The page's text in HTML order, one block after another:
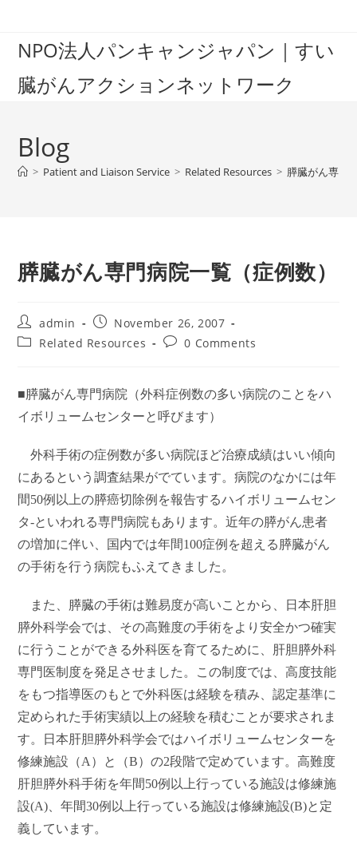
contentNPO法人パンキャンジャパン｜すい
臓がんアクションネットワーク
Blog
> Patient and Liaison Service > Related Resources > 膵臓がん専門
膵臓がん専門病院一覧（症例数）
Post
author:
admin
Post
published:
November 26, 2007
PostRelated Resources
Post0 Comments
■膵臓がん専門病院（外科症例数の多い病院のことをハ
イボリュームセンターと呼びます）
外科手術の症例数が多い病院ほど治療成績はいい傾向
にあるという調査結果がでています。病院のなかには年
間50例以上の膵癌切除例を報告するハイボリュームセン
タ-といわれる専門病院もあります。近年の膵がん患者
の増加に伴い、国内では年間100症例を超える膵臓がん
の手術を行う病院もふえてきました。
また、膵臓の手術は難易度が高いことから、日本肝胆
膵外科学会では、その高難度の手術をより安全かつ確実
に行うことができる外科医を育てるために、肝胆膵外科
専門医制度を発足させました。この制度では、高度技能
をもつ指導医のもとで外科医は経験を積み、認定基準に
定められた手術実績以上の経験を積むことが要求されま
す。日本肝胆膵外科学会ではハイボリュームセンターを
修練施設（A）と（B）の2段階で定めています。高難度
肝胆膵外科手術を年間50例以上行っている施設は修練施
設(A)、年間30例以上行っている施設は修練施設(B)と定
義しています。